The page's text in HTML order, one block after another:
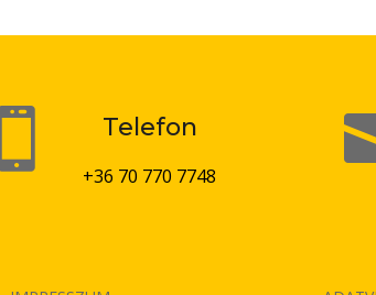
 Telefon
+36 70 770 7748